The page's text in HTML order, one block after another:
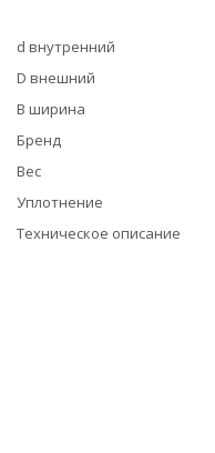
d внутренний
D внешний
B ширина
Бренд
Вес
Уплотнение
Техническое описание